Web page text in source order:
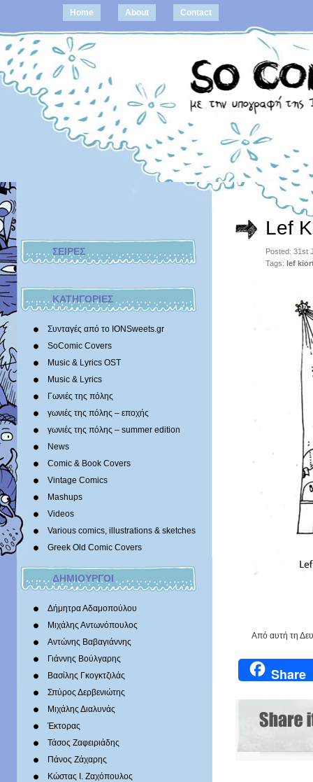
Home About Contact
ΣΕΙΡΕΣ
ΚΑΤΗΓΟΡΙΕΣ
Συνταγές από το IONSweets.gr
SoComic Covers
Music & Lyrics OST
Music & Lyrics
Γωνιές της πόλης
γωνιές της πόλης – εποχής
γωνιές της πόλης – summer edition
News
Comic & Book Covers
Vintage Comics
Mashups
Videos
Various comics, illustrations & sketches
Greek Old Comic Covers
ΔΗΜΙΟΥΡΓΟΙ
Δήμητρα Αδαμοπούλου
Μιχάλης Αντωνόπουλος
Αντώνης Βαβαγιάννης
Γιάννης Βούλγαρης
Βασίλης Γκογκτζιλάς
Σπύρος Δερβενιώτης
Mιχάλης Διαλυνάς
Έκτορας
Τάσος Ζαφειριάδης
Πάνος Ζάχαρης
Κώστας Ι. Ζαχόπουλoς
Lef
Posted: 31st
Tags: lef
Από αυτή τη
Share